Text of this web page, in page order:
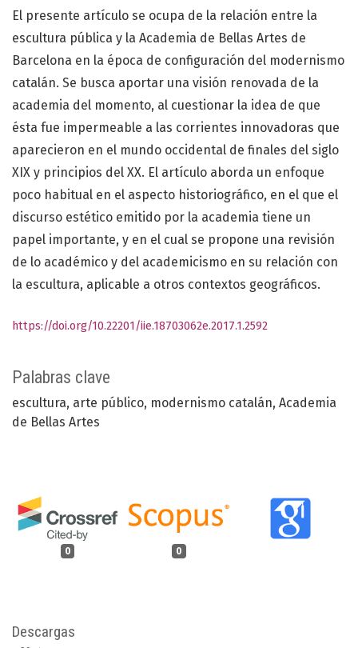
Palabras clave
escultura arte público modernismo catalán Academia
de Bellas Artes
0 0
El presente artículo se ocupa de la relación entre la
escultura pública y la Academia de Bellas Artes de
Barcelona en la época de configuración del modernismo
catalán. Se busca aportar una visión renovada de la
academia del momento, al cuestionar la idea de que
ésta fue impermeable a las corrientes innovadoras que
aparecieron en el mundo occidental de finales del siglo
XIX y principios del XX. El artículo aborda un enfoque
poco habitual en el aspecto historiográfico, en el que el
discurso estético emitido por la academia tiene un
papel importante, y en el cual se propone una revisión
de lo académico y del academicismo en su relación con
la escultura, aplicable a otros contextos geográficos.
https://doi.org/10.22201/iie.18703062e.2017.1.2592
Descargas